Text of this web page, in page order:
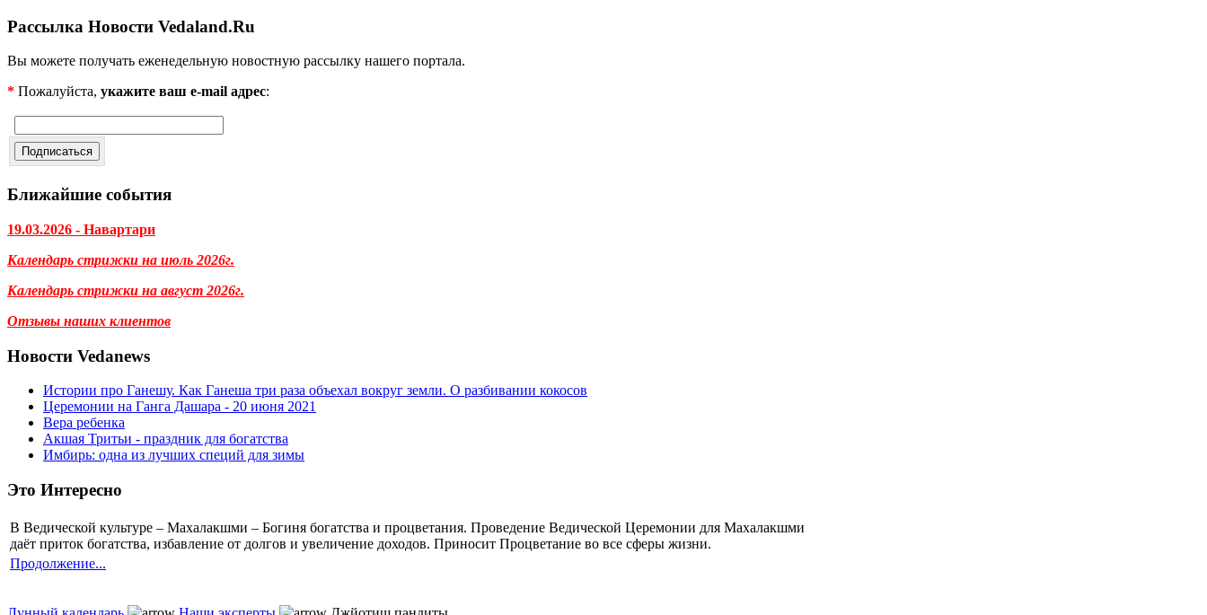
Рассылка Новости Vedaland.Ru
Вы можете получать еженедельную новостную рассылку нашего портала.
* Пожалуйста, укажите ваш e-mail адрес:
Ближайшие события
19.03.2026 - Навартари
Календарь стрижки на июль 2026г.
Календарь стрижки на август 2026г.
Отзывы наших клиентов
Новости Vedanews
Истории про Ганешу. Как Ганеша три раза объехал вокруг земли. О разбивании кокосов
Церемонии на Ганга Дашара - 20 июня 2021
Вера ребенка
Акшая Тритьи - праздник для богатства
Имбирь: одна из лучших специй для зимы
Это Интересно
В Ведической культуре – Махалакшми – Богиня богатства и процветания. Проведение Ведической Церемонии для Махалакшми
даёт приток богатства, избавление от долгов и увеличение доходов. Приносит Процветание во все сферы жизни.
Продолжение...